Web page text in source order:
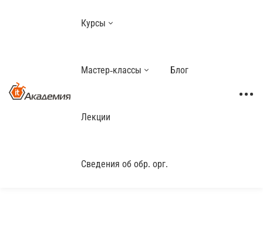
Курсы
Мастер-классы Блог
Лекции
Сведения об обр. орг.